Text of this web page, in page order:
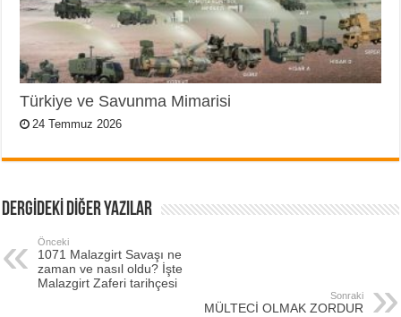
Türkiye ve Savunma Mimarisi
24 Temmuz 2026
DERGİDEKİ DİĞER YAZILAR
Önceki
1071 Malazgirt Savaşı ne
zaman ve nasıl oldu? İşte
Malazgirt Zaferi tarihçesi
Sonraki
MÜLTECİ OLMAK ZORDUR